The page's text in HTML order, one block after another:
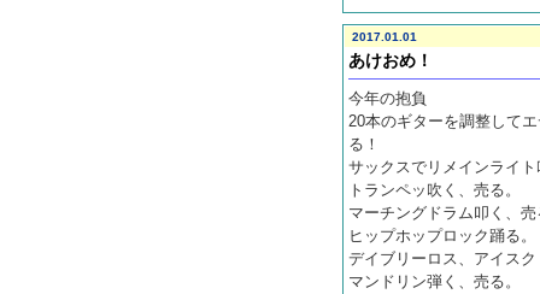
2017.01.01
あけおめ！
今年の抱負
20本のギターを調整して
る！
サックスでリメインライ
トランペッ吹く、売る。
マーチングドラム叩く、
ヒップホップロック踊る。
デイブリーロス、アイス
マンドリン弾く、売る。